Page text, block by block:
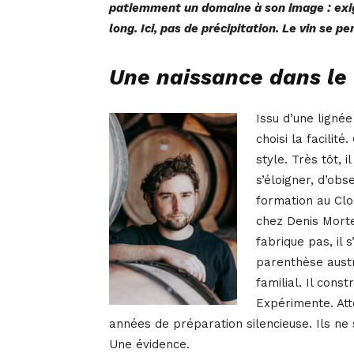
patiemment un domaine à son image :
long. Ici, pas de précipitation. Le vin se
Une naissance dans
Issu d’une
choisi la facilité.
style. Très tôt,
s’éloigner,
formation au
chez Denis
fabrique pas, il
parenthèse
familial. Il
Expérimente.
années de préparation silencieuse. Ils
Une évidence.